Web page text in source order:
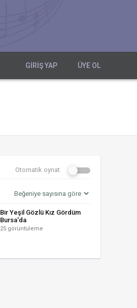
GIRIŞ YAP ÜYE OL
Otomatik oynat
Bir Yeşil Gözlü Kız Gördüm
Bursa'da
25 görüntüleme